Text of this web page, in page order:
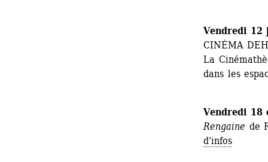
Vendredi 12
CINÉMA
La
dans les
Vendredi 18
Rengaine de
d'infos